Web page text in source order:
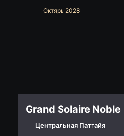
Октярь 2028
Grand Solaire Noble
Центральная Паттайя